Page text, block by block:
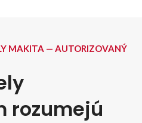
MAKITA — AUTORIZOVANÝ
rozumejú